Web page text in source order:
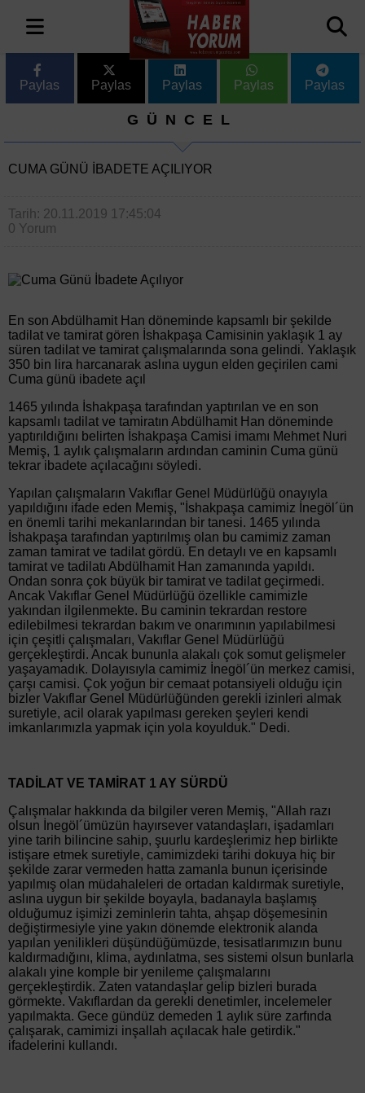
Paylas Paylas Paylas Paylas Paylas
GÜNCEL
CUMA GÜNÜ İBADETE AÇILIYOR
Tarih: 20.11.2019 17:45:04
0 Yorum
En son Abdülhamit Han döneminde kapsamlı bir şekilde
tadilat ve tamirat gören İshakpaşa Camisinin yaklaşık 1 ay
süren tadilat ve tamirat çalışmalarında sona gelindi. Yaklaşık
350 bin lira harcanarak aslına uygun elden geçirilen cami
Cuma günü ibadete açıl
1465 yılında İshakpaşa tarafından yaptırılan ve en son
kapsamlı tadilat ve tamiratın Abdülhamit Han döneminde
yaptırıldığını belirten İshakpaşa Camisi imamı Mehmet Nuri
Memiş, 1 aylık çalışmaların ardından caminin Cuma günü
tekrar ibadete açılacağını söyledi.
Yapılan çalışmaların Vakıflar Genel Müdürlüğü onayıyla
yapıldığını ifade eden Memiş, "İshakpaşa camimiz İnegöl´ün
en önemli tarihi mekanlarından bir tanesi. 1465 yılında
İshakpaşa tarafından yaptırılmış olan bu camimiz zaman
zaman tamirat ve tadilat gördü. En detaylı ve en kapsamlı
tamirat ve tadilatı Abdülhamit Han zamanında yapıldı.
Ondan sonra çok büyük bir tamirat ve tadilat geçirmedi.
Ancak Vakıflar Genel Müdürlüğü özellikle camimizle
yakından ilgilenmekte. Bu caminin tekrardan restore
edilebilmesi tekrardan bakım ve onarımının yapılabilmesi
için çeşitli çalışmaları, Vakıflar Genel Müdürlüğü
gerçekleştirdi. Ancak bununla alakalı çok somut gelişmeler
yaşayamadık. Dolayısıyla camimiz İnegöl´ün merkez camisi,
çarşı camisi. Çok yoğun bir cemaat potansiyeli olduğu için
bizler Vakıflar Genel Müdürlüğünden gerekli izinleri almak
suretiyle, acil olarak yapılması gereken şeyleri kendi
imkanlarımızla yapmak için yola koyulduk." Dedi.
TADİLAT VE TAMİRAT 1 AY SÜRDÜ
Çalışmalar hakkında da bilgiler veren Memiş, "Allah razı
olsun İnegöl´ümüzün hayırsever vatandaşları, işadamları
yine tarih bilincine sahip, şuurlu kardeşlerimiz hep birlikte
istişare etmek suretiyle, camimizdeki tarihi dokuya hiç bir
şekilde zarar vermeden hatta zamanla bunun içerisinde
yapılmış olan müdahaleleri de ortadan kaldırmak suretiyle,
aslına uygun bir şekilde boyayla, badanayla başlamış
olduğumuz işimizi zeminlerin tahta, ahşap döşemesinin
değiştirmesiyle yine yakın dönemde elektronik alanda
yapılan yenilikleri düşündüğümüzde, tesisatlarımızın bunu
kaldırmadığını, klima, aydınlatma, ses sistemi olsun bunlarla
alakalı yine komple bir yenileme çalışmalarını
gerçekleştirdik. Zaten vatandaşlar gelip bizleri burada
görmekte. Vakıflardan da gerekli denetimler, incelemeler
yapılmakta. Gece gündüz demeden 1 aylık süre zarfında
çalışarak, camimizi inşallah açılacak hale getirdik."
ifadelerini kullandı.